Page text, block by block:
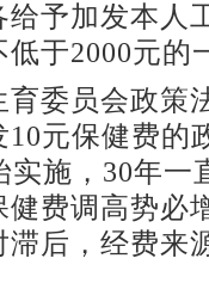
予加发本人
于2000元的
委员会政策
元保健费的
实施，30年一
费调高势必
后，经费来